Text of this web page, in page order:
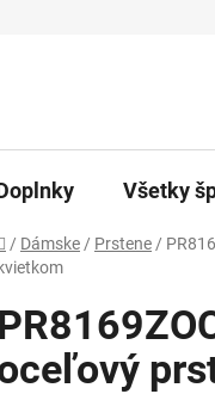
Všetky
Domov
/ Dámske / Prstene /